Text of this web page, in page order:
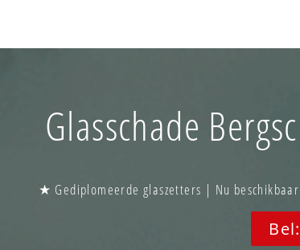
Glasschade
★ Gediplomeerde glaszetters | Nu